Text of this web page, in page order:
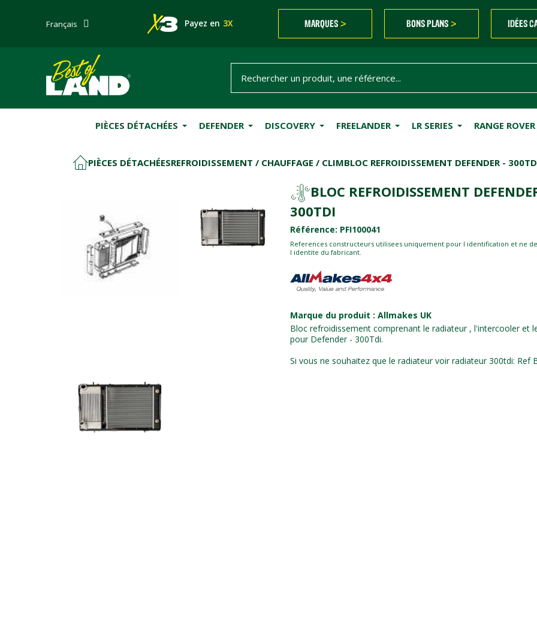
Français Payez en 3X MARQUES > BONS PLANS > IDÉES
PIÈCES DÉTACHÉES DEFENDER DISCOVERY FREELANDER LR SERIES RANGE ROVER
PIÈCES DÉTACHÉESREFROIDISSEMENT / CHAUFFAGE / CLIMBLOC REFROIDISSEMENT DEFENDER -
BLOC REFROIDISSEMENT
300TDI
Référence: PFI100041
References constructeurs utilisees uniquement pour l identification et ne
l identite du fabricant.
Marque du produit : Allmakes UK
Bloc refroidissement comprenant le radiateur , l'intercooler et
pour Defender - 300Tdi.
Si vous ne souhaitez que le radiateur voir radiateur 300tdi: Ref